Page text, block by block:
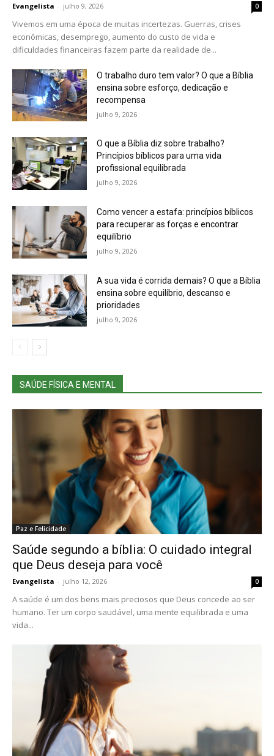
Evangelista - julho 9, 2026 0
Vivemos em uma época de muitas incertezas. Guerras, crises
econômicas, desemprego, aumento do custo de vida e
dificuldades financeiras fazem parte da realidade de...
O trabalho duro tem valor? O que a Bíblia
ensina sobre esforço, dedicação e
recompensa
julho 9, 2026
O que a Bíblia diz sobre trabalho?
Princípios bíblicos para uma vida
profissional equilibrada
julho 9, 2026
Como vencer a estafa: princípios bíblicos
para recuperar as forças e encontrar
equilíbrio
julho 9, 2026
A sua vida é corrida demais? O que a Bíblia
ensina sobre equilíbrio, descanso e
prioridades
julho 9, 2026
SAÚDE FÍSICA E MENTAL
Paz e Felicidade
Saúde segundo a bíblia: O cuidado integral
que Deus deseja para você
Evangelista - julho 12, 2026 0
A saúde é um dos bens mais preciosos que Deus concede ao ser
humano. Ter um corpo saudável, uma mente equilibrada e uma
vida...